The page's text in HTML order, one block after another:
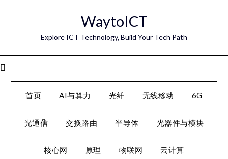
WaytoICT
Explore ICT Technology, Build Your Tech Path
首页 AI与算力 光纤 无线移动 6G
光通信 交换路由 半导体 光器件与模块
核心网 原理 物联网 云计算